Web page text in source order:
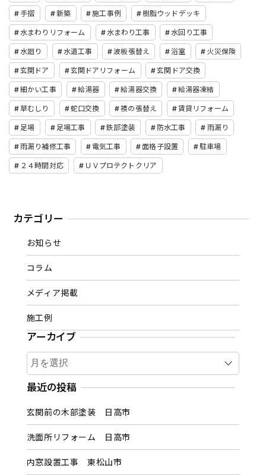
手摺 新築 施工事例 樹脂ウッドデッキ
水まわりリフォーム 水まわり工事 水回り工事
水廻り 水道工事 波板張替え 浴室 火災保険
玄関ドア 玄関ドアリフォーム 玄関ドア交換
細かい工事 給湯器 給湯器交換 給湯器凍結
草むしり 蛇口交換 襖の張替え 賃貸リフォーム
足場 足場工事 鉄部塗装 防水工事 雨漏り
雨漏り補修工事 電気工事 面格子設置 駐車場
２４時間対応 ＵＶプロテクトクリア
カテゴリー
お知らせ
コラム
メディア掲載
施工例
アーカイブ
ア
ー
カ
ブ
最近の投稿
玄関前の木部塗装 日高市
洗面所リフォーム 日高市
内窓設置工事 東松山市